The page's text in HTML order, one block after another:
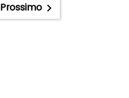
Prossimo